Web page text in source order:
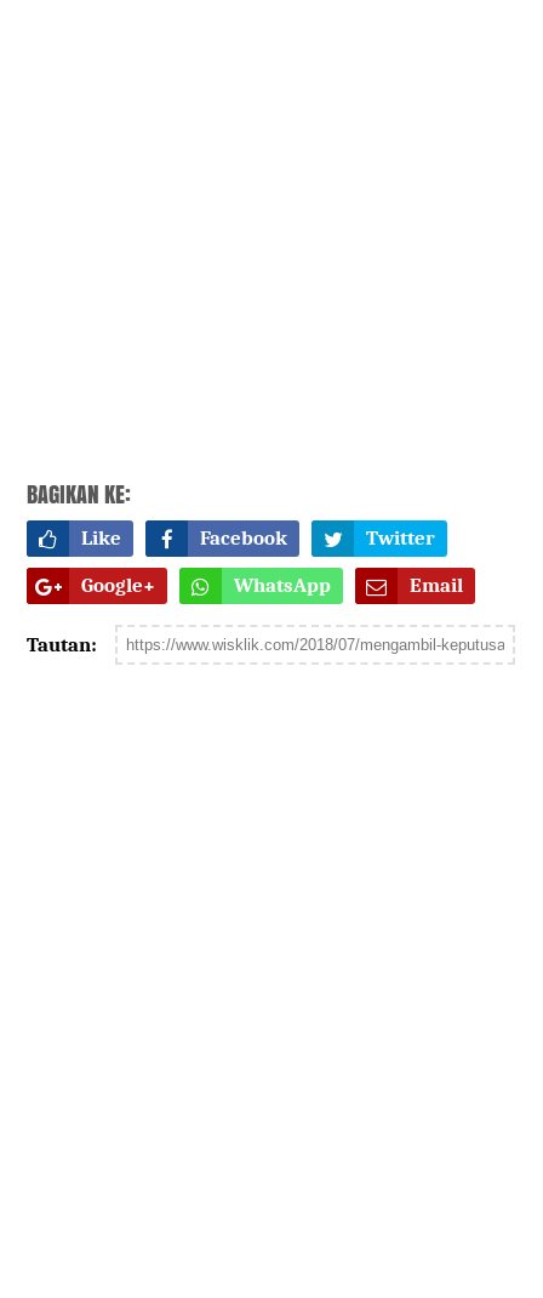
BAGIKAN KE:
Like Facebook Twitter
Google+ WhatsApp Email
Tautan: